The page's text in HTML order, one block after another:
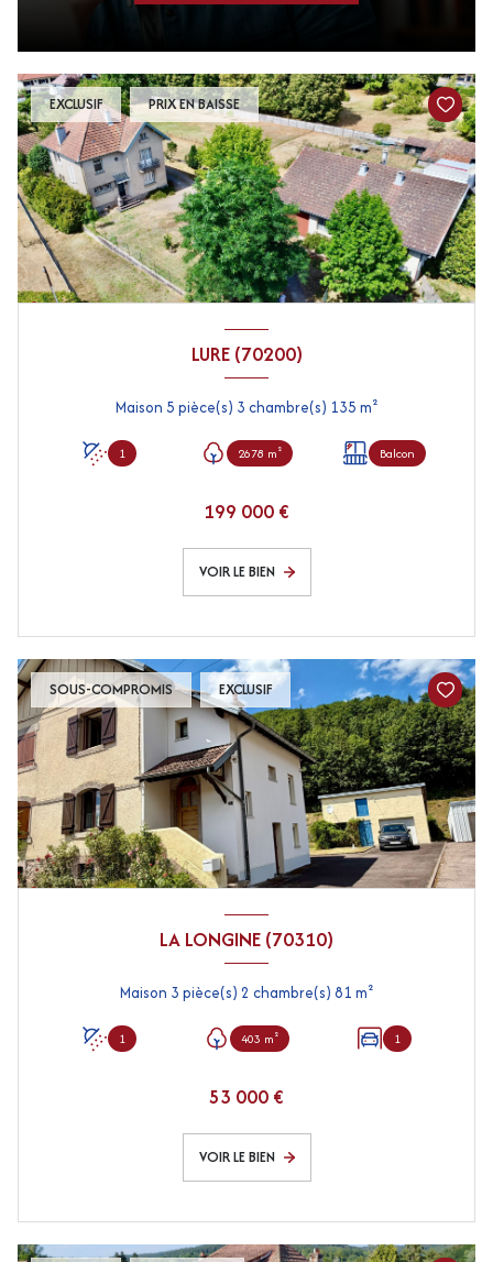
EXCLUSIF PRIX EN BAISSE
LURE (70200)
Maison 5 pièce(s) 3 chambre(s) 135 m²
1 2678 m² Balcon
199 000 €
VOIR LE BIEN
SOUS-COMPROMIS EXCLUSIF
LA LONGINE (70310)
Maison 3 pièce(s) 2 chambre(s) 81 m²
1 403 m² 1
53 000 €
VOIR LE BIEN